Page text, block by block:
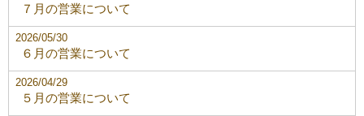
７月の営業について
６月の営業について
2026/05/30
５月の営業について
2026/04/29